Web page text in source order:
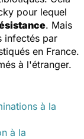
pour lequel
. Mais
infectés par
en France.
à l'étranger.
à la
à la